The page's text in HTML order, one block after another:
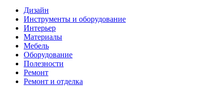
Дизайн
Инструменты и оборудование
Интерьер
Материалы
Мебель
Оборудование
Полезности
Ремонт
Ремонт и отделка